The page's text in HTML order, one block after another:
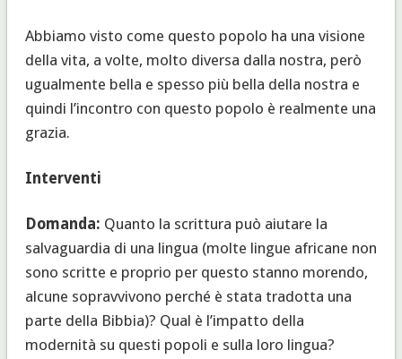
Abbiamo visto come questo popolo ha una visione
della vita, a volte, molto diversa dalla nostra, però
ugualmente bella e spesso più bella della nostra e
quindi l’incontro con questo popolo è realmente una
grazia.
Interventi
Domanda: Quanto la scrittura può aiutare la
salvaguardia di una lingua (molte lingue africane non
sono scritte e proprio per questo stanno morendo,
alcune sopravvivono perché è stata tradotta una
parte della Bibbia)? Qual è l’impatto della
modernità su questi popoli e sulla loro lingua?